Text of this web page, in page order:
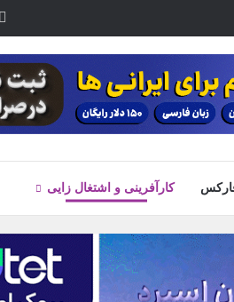
کارآفرینی و اشتغال زایی